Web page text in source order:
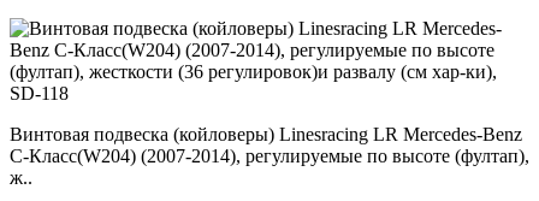
Винтовая подвеска (койловеры) Linesracing LR Mercedes-Benz
C-Класс(W204) (2007-2014), регулируемые по высоте (фултап),
ж..